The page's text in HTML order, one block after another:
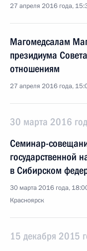
27 апреля 2016 года,
Магомедсалам
президиума
отношениям
27 апреля 2016 года,
30 марта 2016
Семинар-
государственной
в Сибирском
30 марта 2016 года,
Красноярск
15 декабря 2015